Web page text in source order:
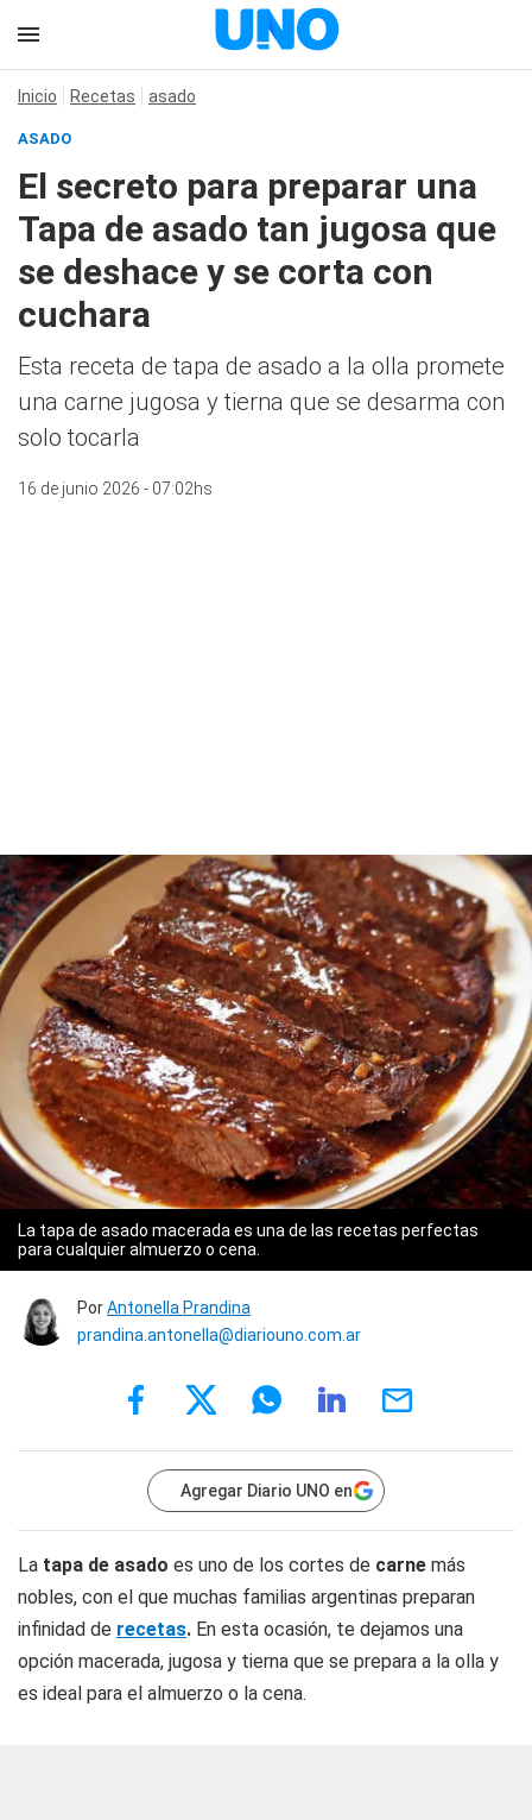
Inicio Recetas asado
ASADO
El secreto para preparar una
Tapa de asado tan jugosa que
se deshace y se corta con
cuchara
Esta receta de tapa de asado a la olla promete
una carne jugosa y tierna que se desarma con
solo tocarla
16 de junio 2026 - 07:02hs
La tapa de asado macerada es una de las recetas perfectas
para cualquier almuerzo o cena.
PorAntonella Prandina
prandina.antonella@diariouno.com.ar
Agregar Diario UNO en
La tapa de asado es uno de los cortes de carne más
nobles, con el que muchas familias argentinas preparan
infinidad de recetas. En esta ocasión, te dejamos una
opción macerada, jugosa y tierna que se prepara a la olla y
es ideal para el almuerzo o la cena.